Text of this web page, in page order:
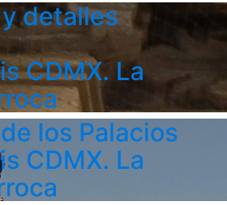
detalles
CDMX. La
los Palacios
CDMX. La